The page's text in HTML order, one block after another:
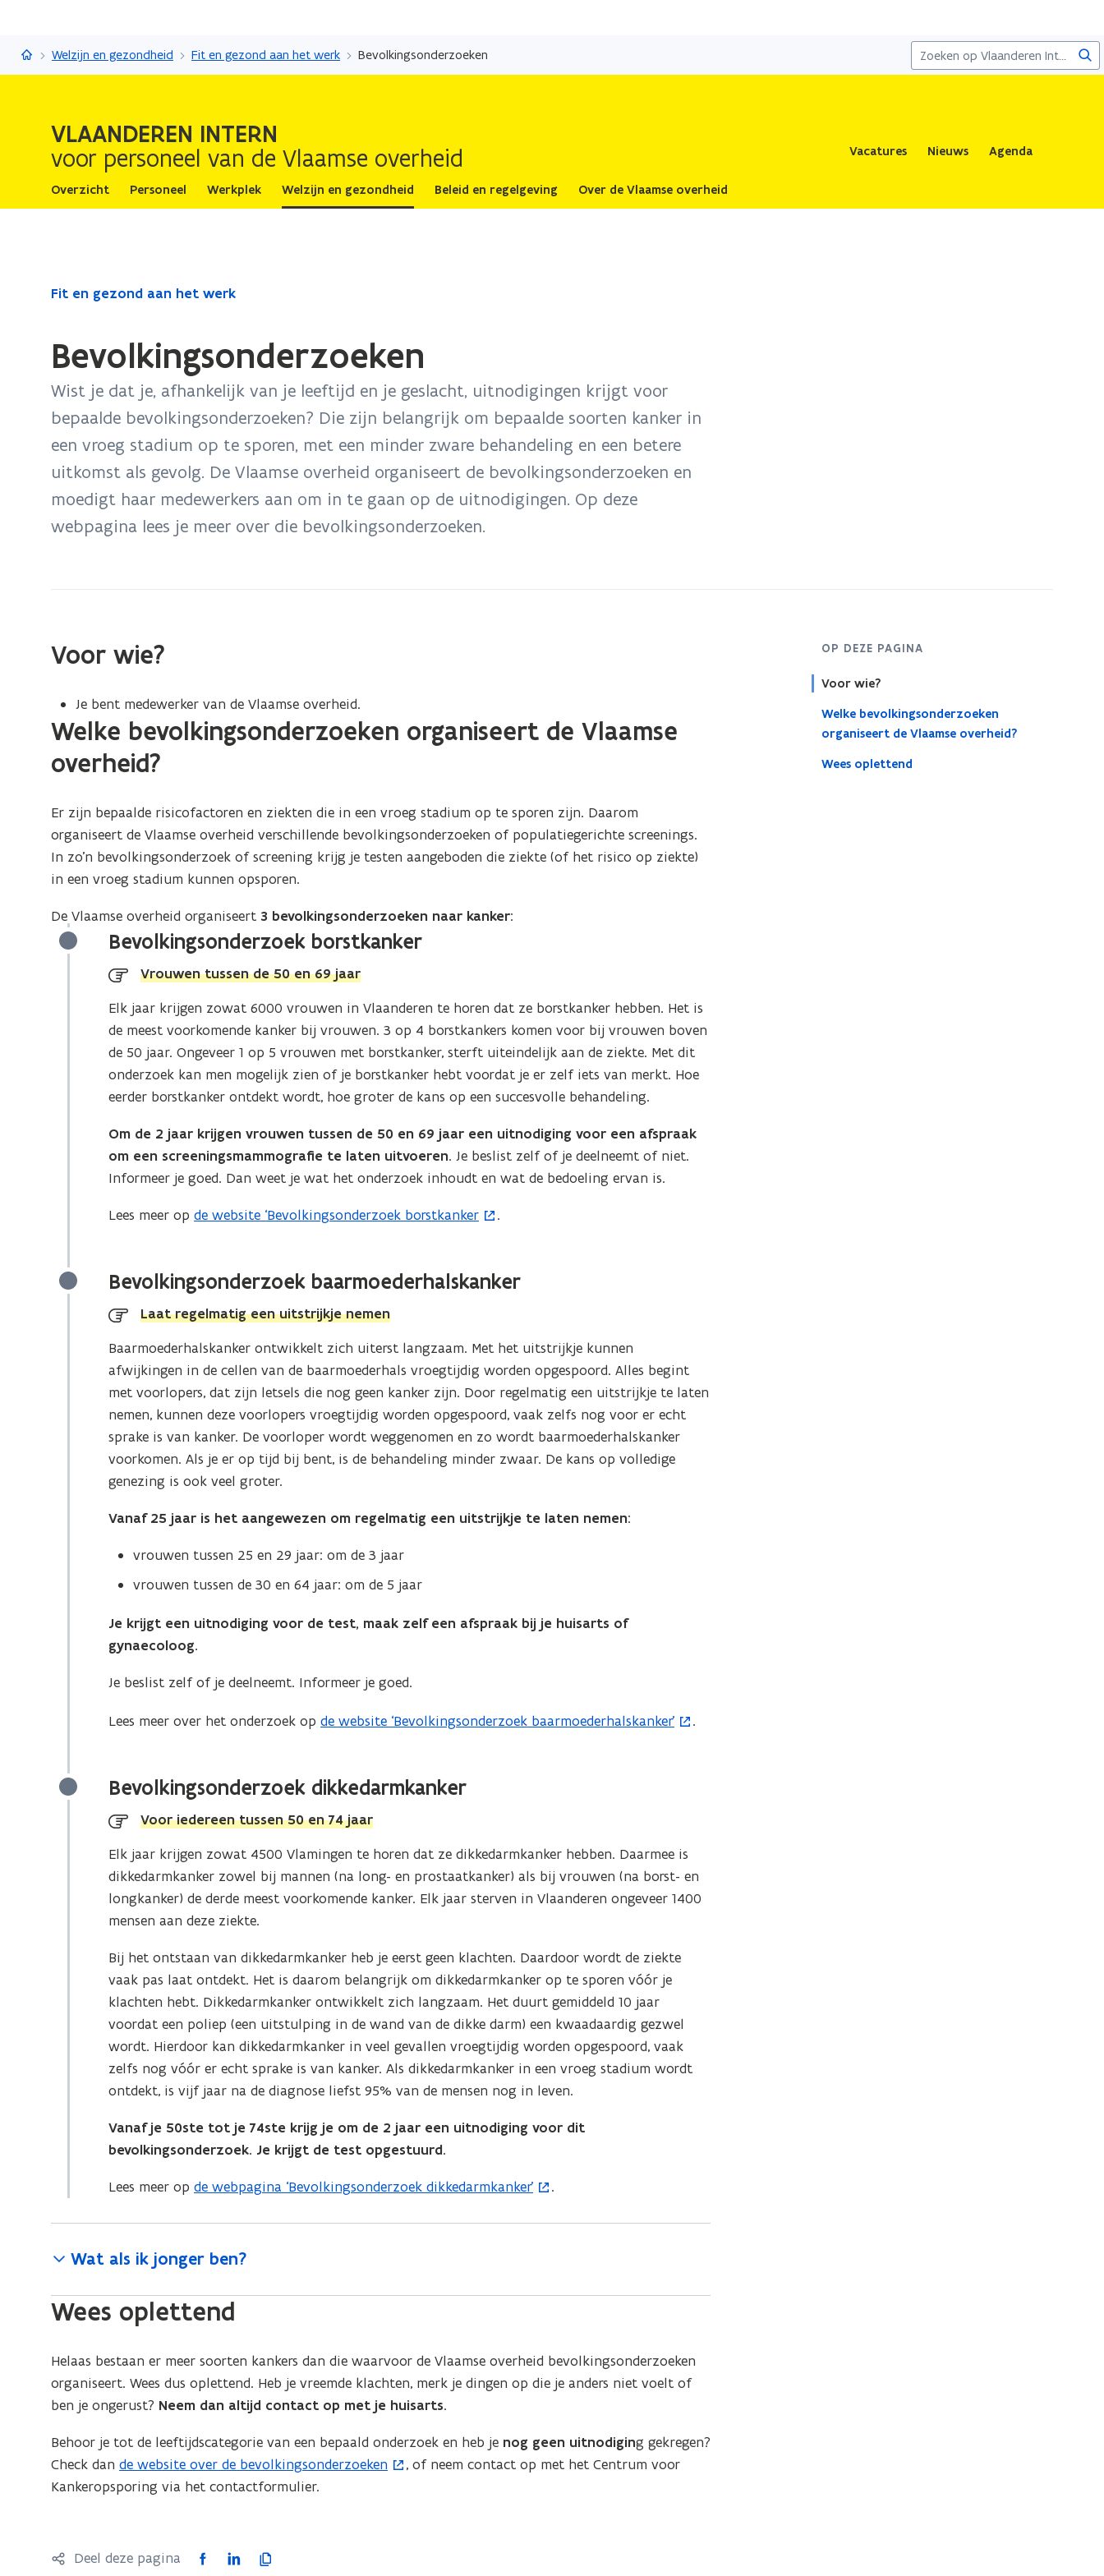
naar
Vlaanderen Intern
Welzijn en gezondheid Fit en gezond aan het werk Bevolkingsonderzoeken
VLAANDEREN INTERN
voor personeel van de Vlaamse overheid Vacatures Nieuws Agenda
Overzicht Personeel Werkplek Welzijn en gezondheid Beleid en regelgeving Over de Vlaamse overheid
Gedaan
bevindt
Bevolkingsonderzoeken
Fit en gezond aan het werk
Bevolkingsonderzoeken
Wist je dat je, afhankelijk van je leeftijd en je geslacht, uitnodigingen krijgt voor
bepaalde bevolkingsonderzoeken? Die zijn belangrijk om bepaalde soorten kanker in
een vroeg stadium op te sporen, met een minder zware behandeling en een betere
uitkomst als gevolg. De Vlaamse overheid organiseert de bevolkingsonderzoeken en
moedigt haar medewerkers aan om in te gaan op de uitnodigingen. Op deze
webpagina lees je meer over die bevolkingsonderzoeken.
OP DEZE PAGINA
Voor wie?
Welke bevolkingsonderzoeken
organiseert de Vlaamse overheid?
Wees oplettend
Voor wie?
Je bent medewerker van de Vlaamse overheid.
Welke bevolkingsonderzoeken organiseert de Vlaamse
overheid?
Er zijn bepaalde risicofactoren en ziekten die in een vroeg stadium op te sporen zijn. Daarom
organiseert de Vlaamse overheid verschillende bevolkingsonderzoeken of populatiegerichte screenings.
In zo’n bevolkingsonderzoek of screening krijg je testen aangeboden die ziekte (of het risico op ziekte)
in een vroeg stadium kunnen opsporen.
De Vlaamse overheid organiseert3 bevolkingsonderzoeken naar kanker:
Bevolkingsonderzoek borstkanker
Vrouwen tussen de 50 en 69 jaar
Elk jaar krijgen zowat 6000 vrouwen in Vlaanderen te horen dat ze borstkanker hebben. Het is
de meest voorkomende kanker bij vrouwen. 3 op 4 borstkankers komen voor bij vrouwen boven
de 50 jaar. Ongeveer 1 op 5 vrouwen met borstkanker, sterft uiteindelijk aan de ziekte. Met dit
onderzoek kan men mogelijk zien of je borstkanker hebt voordat je er zelf iets van merkt. Hoe
eerder borstkanker ontdekt wordt, hoe groter de kans op een succesvolle behandeling.
Om de 2 jaar krijgen vrouwen tussen de 50 en 69 jaar een uitnodiging voor een afspraak
om een screeningsmammografie te laten uitvoeren. Je beslist zelf of je deelneemt of niet.
Informeer je goed. Dan weet je wat het onderzoek inhoudt en wat de bedoeling ervan is.
Lees meer opde website ‘Bevolkingsonderzoek borstkanker
(
e
t
i
n
n
i
e
u
w
n
t
.
Bevolkingsonderzoek baarmoederhalskanker
Laat regelmatig een uitstrijkje nemen
Baarmoederhalskanker ontwikkelt zich uiterst langzaam. Met het uitstrijkje kunnen
afwijkingen in de cellen van de baarmoederhals vroegtijdig worden opgespoord. Alles begint
met voorlopers, dat zijn letsels die nog geen kanker zijn. Door regelmatig een uitstrijkje te laten
nemen, kunnen deze voorlopers vroegtijdig worden opgespoord, vaak zelfs nog voor er echt
sprake is van kanker. De voorloper wordt weggenomen en zo wordt baarmoederhalskanker
voorkomen. Als je er op tijd bij bent, is de behandeling minder zwaar. De kans op volledige
genezing is ook veel groter.
Vanaf 25 jaar is het aangewezen om regelmatig een uitstrijkje te laten nemen:
vrouwen tussen 25 en 29 jaar: om de 3 jaar
vrouwen tussen de 30 en 64 jaar: om de 5 jaar
Je krijgt een uitnodiging voor de test, maak zelf een afspraak bij je huisarts of
gynaecoloog.
Je beslist zelf of je deelneemt. Informeer je goed.
Lees meer over het onderzoek opde website ‘Bevolkingsonderzoek baarmoederhalskanker’
(
e
t
i
n
n
u
w
v
e
n
s
t
e
r
.
Bevolkingsonderzoek dikkedarmkanker
Voor iedereen tussen 50 en 74 jaar
Elk jaar krijgen zowat 4500 Vlamingen te horen dat ze dikkedarmkanker hebben. Daarmee is
dikkedarmkanker zowel bij mannen (na long- en prostaatkanker) als bij vrouwen (na borst- en
longkanker) de derde meest voorkomende kanker. Elk jaar sterven in Vlaanderen ongeveer 1400
mensen aan deze ziekte.
Bij het ontstaan van dikkedarmkanker heb je eerst geen klachten. Daardoor wordt de ziekte
vaak pas laat ontdekt. Het is daarom belangrijk om dikkedarmkanker op te sporen vóór je
klachten hebt. Dikkedarmkanker ontwikkelt zich langzaam. Het duurt gemiddeld 10 jaar
voordat een poliep (een uitstulping in de wand van de dikke darm) een kwaadaardig gezwel
wordt. Hierdoor kan dikkedarmkanker in veel gevallen vroegtijdig worden opgespoord, vaak
zelfs nog vóór er echt sprake is van kanker. Als dikkedarmkanker in een vroeg stadium wordt
ontdekt, is vijf jaar na de diagnose liefst 95% van de mensen nog in leven.
Vanaf je 50ste tot je 74ste krijg je om de 2 jaar een uitnodiging voor dit
bevolkingsonderzoek. Je krijgt de test opgestuurd.
Lees meer opde webpagina ‘Bevolkingsonderzoek dikkedarmkanker’
(
e
t
i
n
i
e
v
.
Wat als ik jonger ben?
Wees oplettend
Helaas bestaan er meer soorten kankers dan die waarvoor de Vlaamse overheid bevolkingsonderzoeken
organiseert. Wees dus oplettend. Heb je vreemde klachten, merk je dingen op die je anders niet voelt of
ben je ongerust? Neem dan altijd contact op met je huisarts.
Behoor je tot de leeftijdscategorie van een bepaald onderzoek en heb je nog geen uitnodiging gekregen?
Check dande website over de bevolkingsonderzoeken
(
o
n
, of neem contact op met het Centrum voor
Kankeropsporing via het contactformulier.
Deel deze pagina
F
L
K